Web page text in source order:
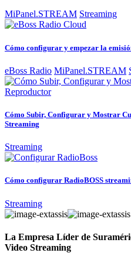
MiPanel.STREAM Streaming
Cómo configurar y empezar la
eBoss Radio MiPanel.STREAM
Cómo Subir, Configurar y Mostrar
Streaming
Streaming
Cómo configurar RadioBOSS
Streaming
La Empresa Líder de
Video Streaming